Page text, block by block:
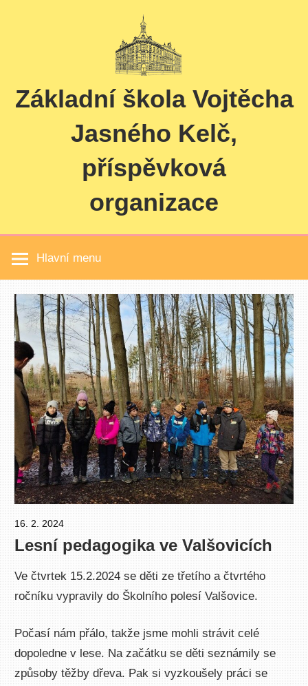
Základní škola Vojtěcha
Jasného Kelč,
příspěvková
organizace
Hlavní menu
16. 2. 2024
Lesní pedagogika ve Valšovicích
Ve čtvrtek 15.2.2024 se děti ze třetího a čtvrtého
ročníku vypravily do Školního polesí Valšovice.
Počasí nám přálo, takže jsme mohli strávit celé
dopoledne v lese. Na začátku se děti seznámily se
způsoby těžby dřeva. Pak si vyzkoušely práci se